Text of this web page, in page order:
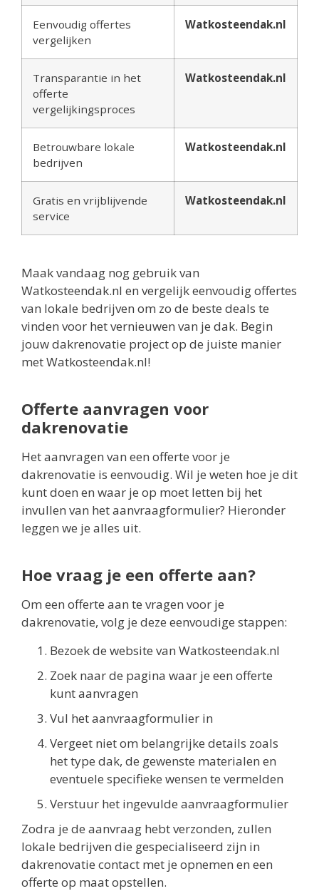
Eenvoudig offertes
vergelijken
Watkosteendak.nl
Transparantie in het
offerte
vergelijkingsproces
Watkosteendak.nl
Betrouwbare lokale
bedrijven
Watkosteendak.nl
Gratis en vrijblijvende
service
Watkosteendak.nl
Maak vandaag nog gebruik van
Watkosteendak.nl en vergelijk eenvoudig offertes
van lokale bedrijven om zo de beste deals te
vinden voor het vernieuwen van je dak. Begin
jouw dakrenovatie project op de juiste manier
met Watkosteendak.nl!
Offerte aanvragen voor
dakrenovatie
Het aanvragen van een offerte voor je
dakrenovatie is eenvoudig. Wil je weten hoe je dit
kunt doen en waar je op moet letten bij het
invullen van het aanvraagformulier? Hieronder
leggen we je alles uit.
Hoe vraag je een offerte aan?
Om een offerte aan te vragen voor je
dakrenovatie, volg je deze eenvoudige stappen:
Bezoek de website van Watkosteendak.nl
Zoek naar de pagina waar je een offerte
kunt aanvragen
Vul het aanvraagformulier in
Vergeet niet om belangrijke details zoals
het type dak, de gewenste materialen en
eventuele specifieke wensen te vermelden
Verstuur het ingevulde aanvraagformulier
Zodra je de aanvraag hebt verzonden, zullen
lokale bedrijven die gespecialiseerd zijn in
dakrenovatie contact met je opnemen en een
offerte op maat opstellen.